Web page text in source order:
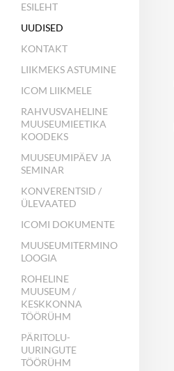
ESILEHT
UUDISED
KONTAKT
LIIKMEKS ASTUMINE
ICOM LIIKMELE
RAHVUSVAHELINE
MUUSEUMIEETIKA
KOODEKS
MUUSEUMIPÄEV JA
SEMINAR
KONVERENTSID /
ÜLEVAATED
ICOMI DOKUMENTE
MUUSEUMITERMINO
LOOGIA
ROHELINE
MUUSEUM /
KESKKONNA
TÖÖRÜHM
PÄRITOLU-
UURINGUTE
TÖÖRÜHM